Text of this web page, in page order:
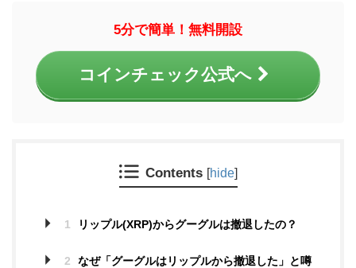
5分で簡単！無料開設
コインチェック公式へ
Contents [hide]
1 リップル(XRP)からグーグルは撤退したの？
2
なぜ「グーグルはリップルから撤退した」と噂